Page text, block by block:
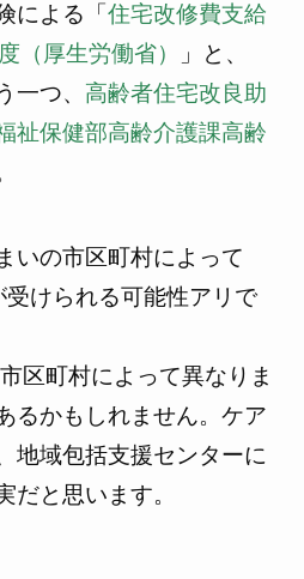
による「 住宅改修費支給
（厚生労働省）
」と、
一つ、 高齢者住宅改良助
祉保健部高齢介護課高齢
いの市区町村によって
けられる可能性アリで
区町村によって異なりま
るかもしれません。ケア
地域包括支援センターに
だと思います。